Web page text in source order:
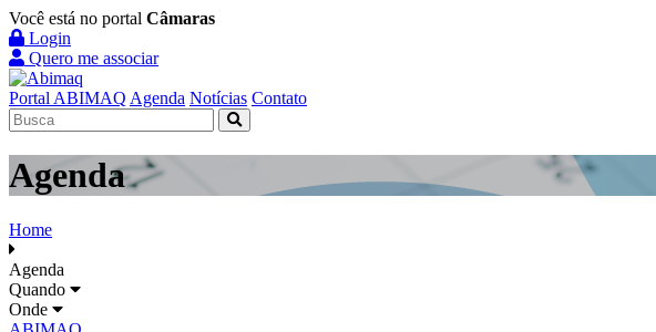
Você está no portal Câmaras
Login
Quero me associar
Portal ABIMAQ Agenda Notícias Contato
Agenda
Home
Agenda
Quando
Onde